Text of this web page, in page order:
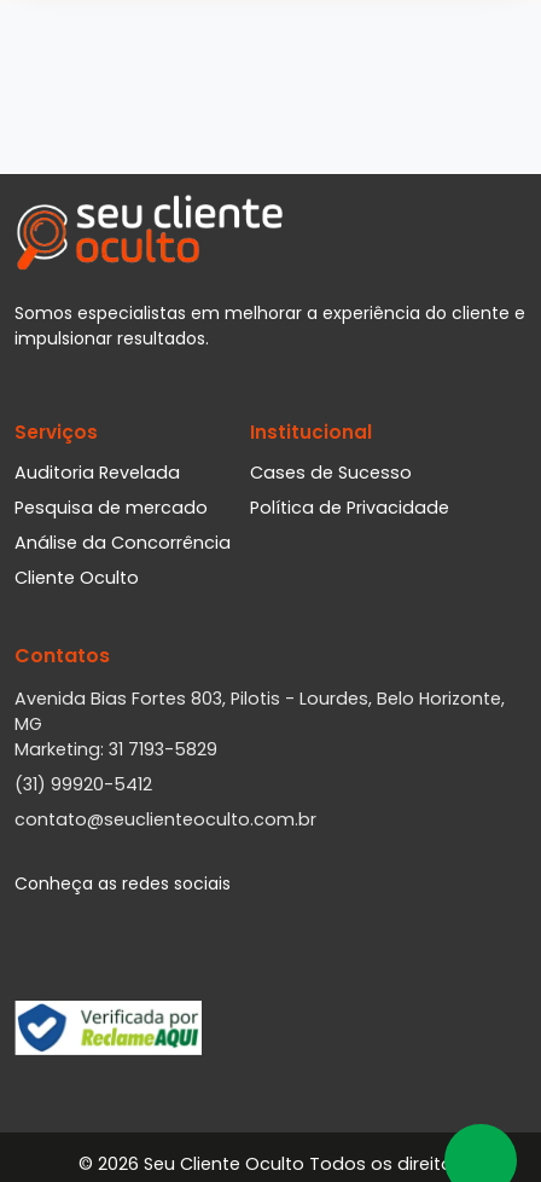
Somos especialistas em melhorar a experiência do cliente e
impulsionar resultados.
Serviços
Auditoria Revelada
Pesquisa de mercado
Análise da Concorrência
Cliente Oculto
Institucional
Cases de Sucesso
Política de Privacidade
Contatos
Avenida Bias Fortes 803, Pilotis - Lourdes, Belo Horizonte,
MG
Marketing: 31 7193-5829
(31) 99920-5412
contato@seuclienteoculto.com.br
Conheça as redes sociais
© 2026 Seu Cliente Oculto Todos os direitos